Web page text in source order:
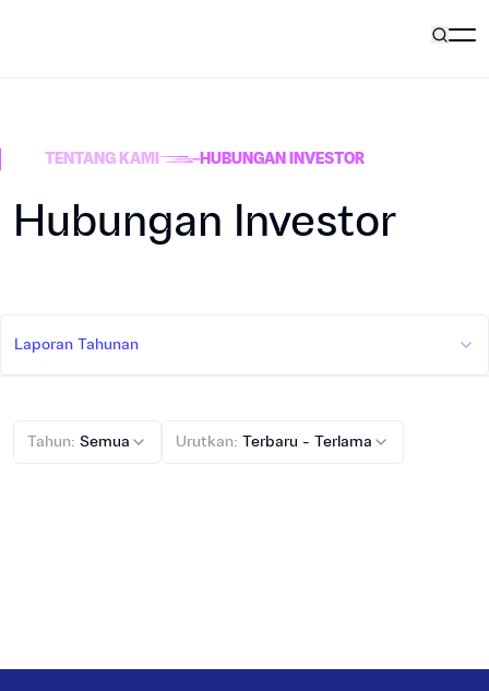
Tentang Kami
Hubungi Kami
TENTANG KAMI HUBUNGAN INVESTOR
Hubungan Investor
Laporan Tahunan
Tahun: Semua Urutkan: Terbaru - Terlama